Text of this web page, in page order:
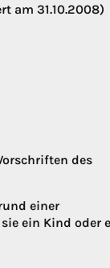
am 31.10.2008)
des
einer
ein Kind oder